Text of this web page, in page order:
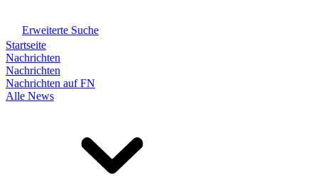
Erweiterte Suche
Startseite
Nachrichten
Nachrichten
Nachrichten auf FN
Alle News